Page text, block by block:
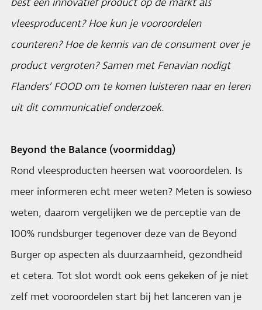
best een innovatief product op de markt als
vleesproducent? Hoe kun je vooroordelen
counteren? Hoe de kennis van de consument over je
product vergroten? Samen met Fenavian nodigt
Flanders’ FOOD om te komen luisteren naar en leren
uit dit communicatief onderzoek.
Beyond the Balance (voormiddag)
Rond vleesproducten heersen wat vooroordelen. Is
meer informeren echt meer weten? Meten is sowieso
weten, daarom vergelijken we de perceptie van de
100% rundsburger tegenover deze van de Beyond
Burger op aspecten als duurzaamheid, gezondheid
et cetera. Tot slot wordt ook eens gekeken of je niet
zelf met vooroordelen start bij het lanceren van je